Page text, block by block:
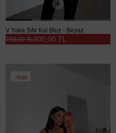
V Yaka Sıfır Kol Bluz - Beyaz
400,00 TL
750,00 TL
%50